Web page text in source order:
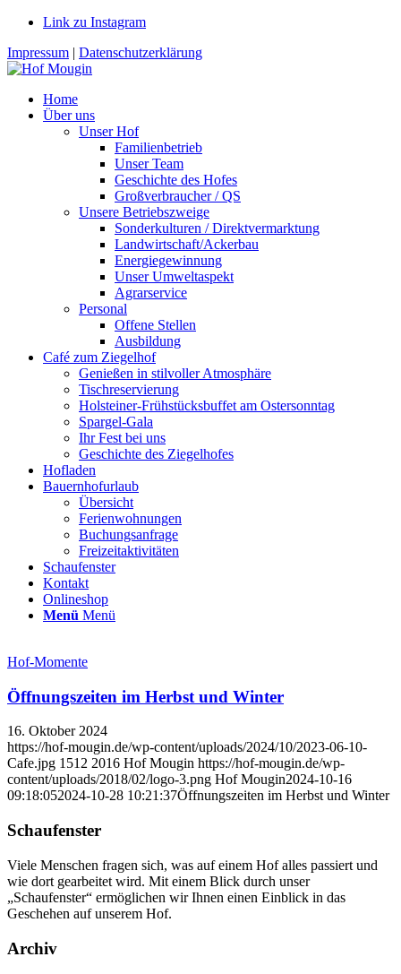
Link zu Instagram
Impressum | Datenschutzerklärung
Home
Über uns
Unser Hof
Familienbetrieb
Unser Team
Geschichte des Hofes
Großverbraucher / QS
Unsere Betriebszweige
Sonderkulturen / Direktvermarktung
Landwirtschaft/Ackerbau
Energiegewinnung
Unser Umweltaspekt
Agrarservice
Personal
Offene Stellen
Ausbildung
Café zum Ziegelhof
Genießen in stilvoller Atmosphäre
Tischreservierung
Holsteiner-Frühstücksbuffet am Ostersonntag
Spargel-Gala
Ihr Fest bei uns
Geschichte des Ziegelhofes
Hofladen
Bauernhofurlaub
Übersicht
Ferienwohnungen
Buchungsanfrage
Freizeitaktivitäten
Schaufenster
Kontakt
Onlineshop
Menü Menü
Hof-Momente
Öffnungszeiten im Herbst und Winter
16. Oktober 2024
https://hof-mougin.de/wp-content/uploads/2024/10/2023-06-10-
Cafe.jpg 1512 2016 Hof Mougin https://hof-mougin.de/wp-
content/uploads/2018/02/logo-3.png Hof Mougin2024-10-16
09:18:052024-10-28 10:21:37Öffnungszeiten im Herbst und Winter
Schaufenster
Viele Menschen fragen sich, was auf einem Hof alles passiert und
wie dort gearbeitet wird. Mit einem Blick durch unser
„Schaufenster“ ermöglichen wir Ihnen einen Einblick in das
Geschehen auf unserem Hof.
Archiv